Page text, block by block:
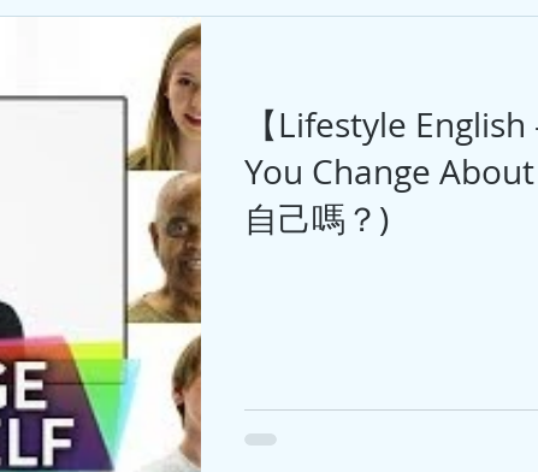
【Lifestyle
You Change
自己嗎？)